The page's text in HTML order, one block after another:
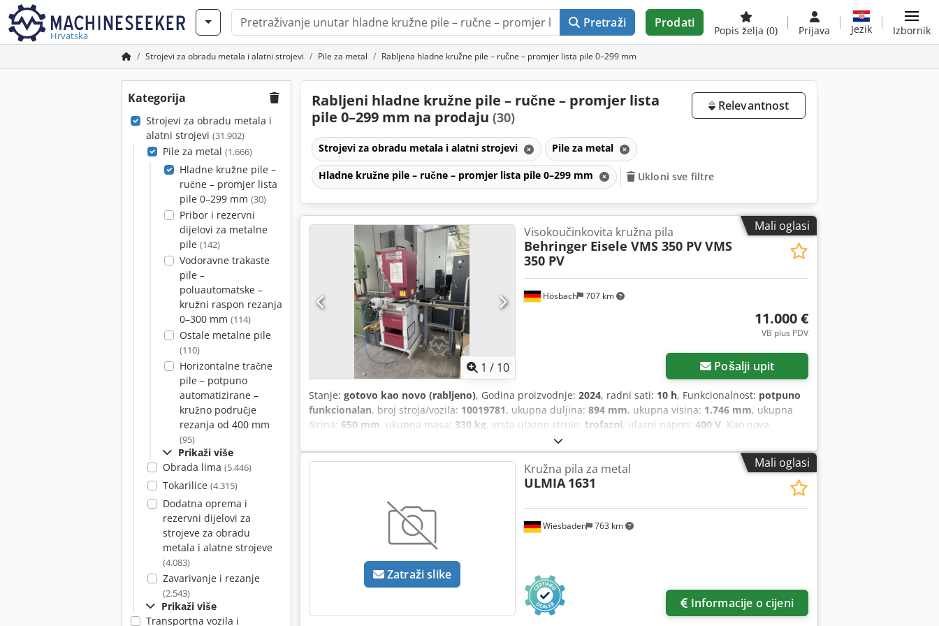
Hrvatska
Pretraži Prodati
Popis želja (0) Prijava Jezik Izbornik
Strojevi za obradu metala i alatni strojevi Pile za metal Rabljena hladne kružne pile – ručne – promjer lista pile 0–299 mm
Kategorija
Strojevi za obradu metala i
alatni strojevi (31.902)
Pile za metal (1.666)
Hladne kružne pile –
ručne – promjer lista
pile 0–299 mm (30)
Pribor i rezervni
dijelovi za metalne
pile (142)
Vodoravne trakaste
pile –
poluautomatske –
kružni raspon rezanja
0–300 mm (114)
Ostale metalne pile
(110)
Horizontalne tračne
pile – potpuno
automatizirane –
kružno područje
rezanja od 400 mm
(95)
Prikaži više
Obrada lima (5.446)
Tokarilice (4.315)
Dodatna oprema i
rezervni dijelovi za
strojeve za obradu
metala i alatne strojeve
(4.083)
Zavarivanje i rezanje
(2.543)
Prikaži više
Transportna vozila i
Rabljeni hladne kružne pile – ručne – promjer lista
pile 0–299 mm na prodaju (30)
Relevantnost
Strojevi za obradu metala i alatni strojevi Pile za metal
Hladne kružne pile – ručne – promjer lista pile 0–299 mm Ukloni sve filtre
Mali oglasi
1 / 10
Hösbach 707 km
Visokoučinkovita kružna pila
Behringer Eisele VMS 350 PVVMS
350 PV
11.000 €
VB plus PDV
Pošalji upit
Stanje: gotovo kao novo (rabljeno), Godina proizvodnje: 2024, radni sati: 10 h, Funkcionalnost: potpuno
funkcionalan, broj stroja/vozila: 10019781, ukupna duljina: 894 mm, ukupna visina: 1.746 mm, ukupna
širina: 650 mm, ukupna masa: 330 kg, vrsta ulazne struje: trofazni, ulazni napon: 400 V, Kao nova,
visokoučinkovita kružna pila tvrtke Berhinger Eisele. Maksimalno 10 radnih sati. Prilagođena za prihvat
pilećih listova do promjera 350 mm. Min./maks. područje rezanja pri: 90° 45° Okruglo (u mm) 10 / 120 10 /
120 Kvadratno (u mm) 8 / 100 8 / 100 Pravokutno (u mm) 8 x 8 / 170 x 100 8 x 8 / 120 x 100 S
hidropneumatskim pomakom s beskonačnim podešavanjem, pneumatskom jedinicom za održavanje,
motorom s promjenjivim smjerom vrtnje, 400 V, 50 Hz, 1,4/1,9 kW, uključujući automatski sustav za
zatezanje s lijeve i desne strane pilećeg lista, stacionarnu podkonstrukciju s ugrađenim sustavom za
hlađenje i ladicom za strugotine, visinu oslonca za materijal 900 mm. Potreban radni tlak od 6–8 bara.
Izvedba stroja u skladu s CE. Kružna pila je konstruirana za mrežni napon 400 V / 50 Hz (3LNPE400V/50Hz).
sustavom za zatezanje s lijeve i desne strane pilećeg lista, pneumatskom jedinicom za održavanje,
motorom s promjenjivim smjerom vrtnje, 400 V, 50 Hz, 1.4 / 1.9 kW. S dodatnim reduktorom za 4 brzine
10/20/40/80 o/min. S redukcijom pritiska zatezanja. S mikro-sustavom za prskanje s sustavom za hlađenje,
tj. može se odabrati prskanje ili hlađenje. Uključujući električnu opremu prema VDE 0.113, kao i u skladu s
Mali oglasi
Zatraži slike
Wiesbaden 763 km
Kružna pila za metal
ULMIA 1631
Informacije o cijeni